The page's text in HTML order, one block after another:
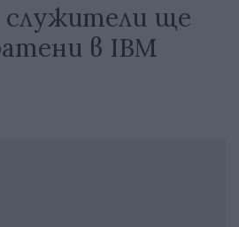
служители ще
в IBM